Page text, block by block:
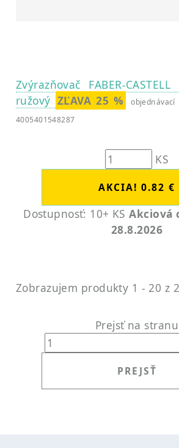
Zvýrazňovač FABER-
ružový ZĽAVA 25 %
objednávací
4005401548287
KS
Dostupnosť: 10+ KSAkciová
28.8.2026
Zobrazujem produkty 1 - 20 z
Prejsť na stranu